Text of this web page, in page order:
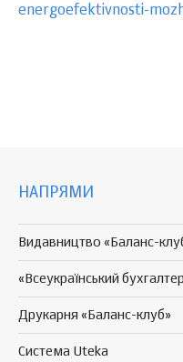
energoefektivnosti-
НАПРЯМИ
Видавництво «Баланс-
«Всеукраїнський
Друкарня «Баланс-клуб»
Система Uteka